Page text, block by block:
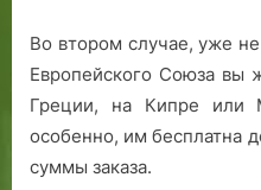
Во втором случае, уже
Европейского Союза вы
Греции, на Кипре или
особенно, им бесплатна
суммы заказа.